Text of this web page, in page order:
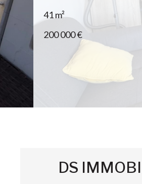
41 m²
200 000 €
DS